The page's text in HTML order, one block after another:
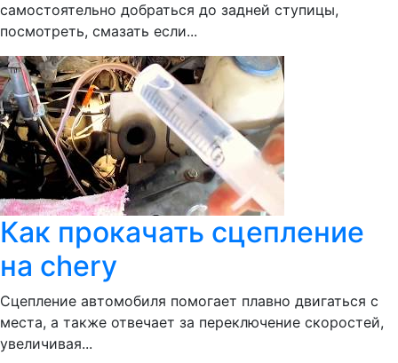
самостоятельно добраться до задней ступицы,
посмотреть, смазать если...
Как прокачать сцепление
на chery
Сцепление автомобиля помогает плавно двигаться с
места, а также отвечает за переключение скоростей,
увеличивая...